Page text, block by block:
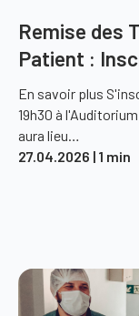
Remise des
Patient :
En savoir plus
19h30 à
aura lieu…
27.04.2026 | 1 min